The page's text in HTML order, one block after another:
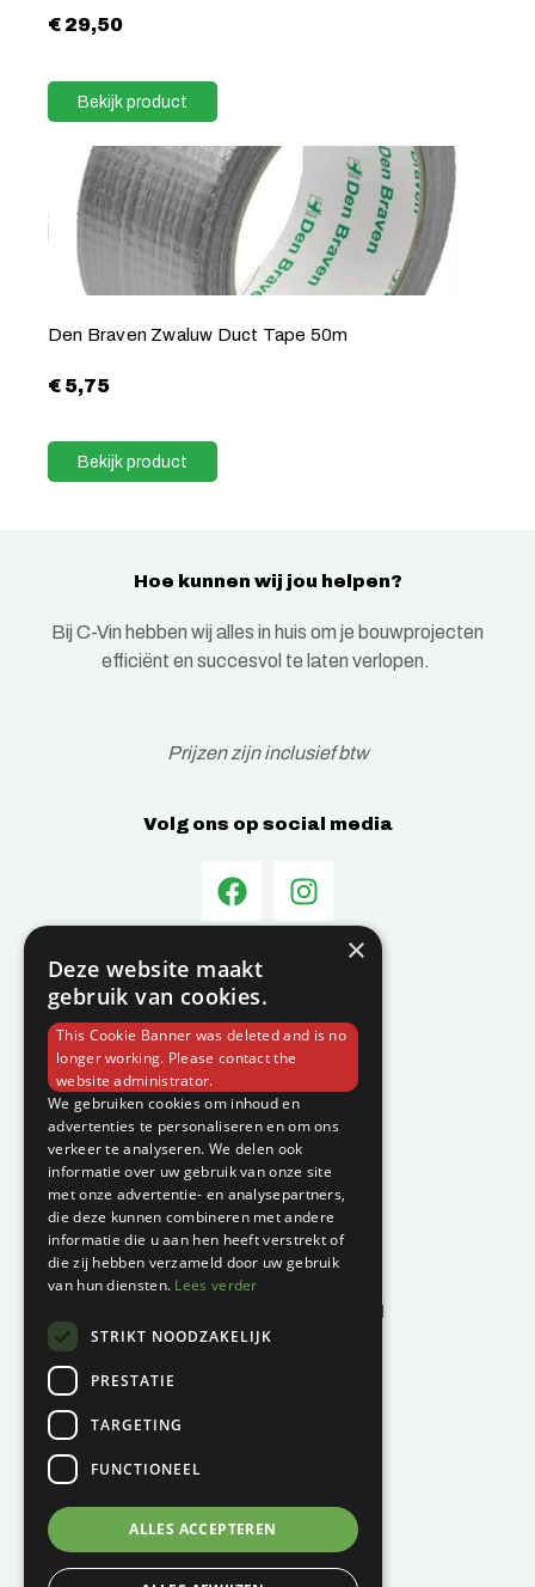
€29,50
Bekijk product
Den Braven Zwaluw Duct Tape 50m
€5,75
Bekijk product
Hoe kunnen wij jou helpen?
Bij C-Vin hebben wij alles in huis om je bouwprojecten
efficiënt en succesvol te laten verlopen.
Prijzen zijn inclusief btw
Volg ons op social media
Informatie
Over C-Vin
Contact
Klantenservice
Garantie en klachten
Betaalmethodes
Privacyverklaring
Algemene voorwaarden
Levertijd en kosten
Herroepingsrecht & bedenktijd
BTW:NL001447694B61
06 – 121 815 49
×
Deze website maakt
gebruik van cookies.
This Cookie Banner was deleted and is no
longer working. Please contact the
website administrator.
We gebruiken cookies om inhoud en
advertenties te personaliseren en om ons
verkeer te analyseren. We delen ook
informatie over uw gebruik van onze site
met onze advertentie- en analysepartners,
die deze kunnen combineren met andere
informatie die u aan hen heeft verstrekt of
die zij hebben verzameld door uw gebruik
van hun diensten. Lees verder
STRIKT NOODZAKELIJK
PRESTATIE
TARGETING
FUNCTIONEEL
ALLES ACCEPTEREN